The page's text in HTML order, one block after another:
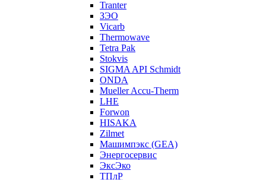
Tranter
ЗЭО
Vicarb
Thermowave
Tetra Pak
Stokvis
SIGMA API Schmidt
ONDA
Mueller Accu-Therm
LHE
Forwon
HISAKA
Zilmet
Машимпэкс (GEA)
Энергосервис
ЭксЭко
ТПлР